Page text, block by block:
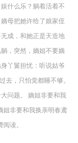
什么乐？躺着活着不
母把她许给了娘家侄
成，和她正是天造地
，突然，嫡姐不要嫡
丫鬟担忧：听说姑爷
去，只怕觉都睡不够。
问题。 嫡姐非要和我
姐非要和我换亲明春鸢
读。